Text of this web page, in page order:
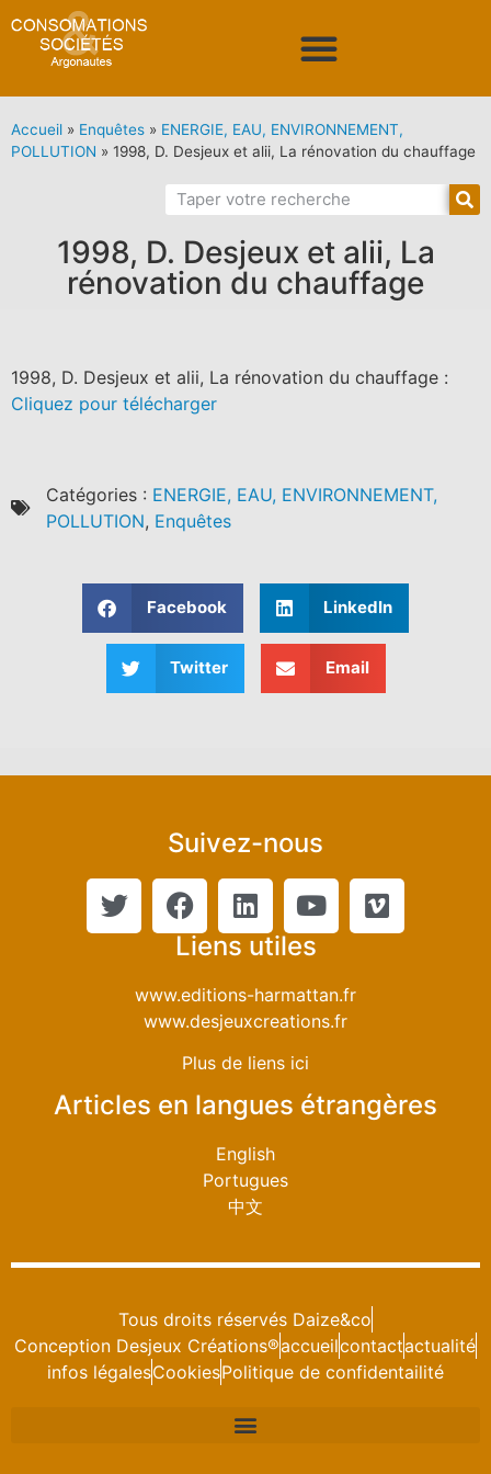
Accueil » Enquêtes » ENERGIE, EAU, ENVIRONNEMENT,
POLLUTION » 1998, D. Desjeux et alii, La rénovation du chauffage
1998, D. Desjeux et alii, La
rénovation du chauffage
1998, D. Desjeux et alii, La rénovation du chauffage :
Cliquez pour télécharger
Catégories : ENERGIE, EAU, ENVIRONNEMENT,
POLLUTION, Enquêtes
Facebook LinkedIn
Twitter Email
Suivez-nous
Liens utiles
www.editions-harmattan.fr
www.desjeuxcreations.fr
Plus de liens ici
Articles en langues étrangères
English
Portugues
中文
Tous droits réservés Daize&co
Conception Desjeux Créations®accueilcontactactualité
infos légalesCookiesPolitique de confidentailité